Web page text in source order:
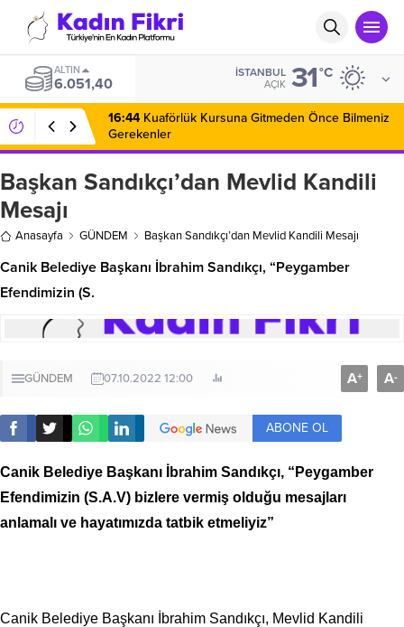
ALTIN
6.051,40
İSTANBUL
AÇIK 31°C
16:44 Kuaförlük Kursuna Gitmeden Önce Bilmeniz
Gerekenler
Başkan Sandıkçı’dan Mevlid Kandili
Mesajı
Anasayfa GÜNDEM Başkan Sandıkçı’dan Mevlid Kandili Mesajı
Canik Belediye Başkanı İbrahim Sandıkçı, “Peygamber
Efendimizin (S.
GÜNDEM 07.10.2022 12:00 A+ A-
ABONE OL
Canik Belediye Başkanı İbrahim Sandıkçı, “Peygamber
Efendimizin (S.A.V) bizlere vermiş olduğu mesajları
anlamalı ve hayatımızda tatbik etmeliyiz”
Canik Belediye Başkanı İbrahim Sandıkçı, Mevlid Kandili